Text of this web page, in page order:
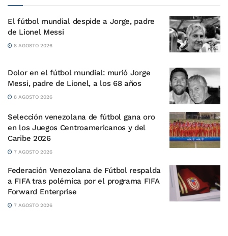
El fútbol mundial despide a Jorge, padre
de Lionel Messi
8 AGOSTO 2026
Dolor en el fútbol mundial: murió Jorge
Messi, padre de Lionel, a los 68 años
8 AGOSTO 2026
Selección venezolana de fútbol gana oro
en los Juegos Centroamericanos y del
Caribe 2026
7 AGOSTO 2026
Federación Venezolana de Fútbol respalda
a FIFA tras polémica por el programa FIFA
Forward Enterprise
7 AGOSTO 2026